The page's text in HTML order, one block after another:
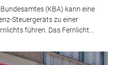
(KBA) kann eine
Steuergeräts zu einer
führen. Das Fernlicht...